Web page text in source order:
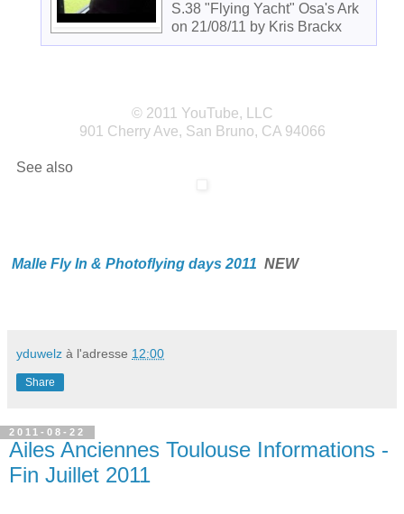
S.38 "Flying Yacht" Osa's Ark
on 21/08/11 by Kris Brackx
© 2011 YouTube, LLC
901 Cherry Ave, San Bruno, CA 94066
See also
Malle Fly In & Photoflying days 2011 NEW
yduwelz à l'adresse 12:00
Share
2011-08-22
Ailes Anciennes Toulouse Informations -
Fin Juillet 2011